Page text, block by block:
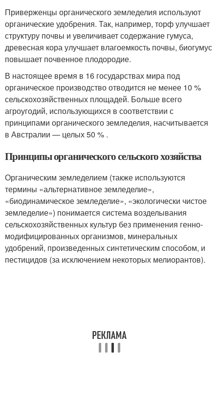
Приверженцы органического земледелия используют
органические удобрения. Так, например, торф улучшает
структуру почвы и увеличивает содержание гумуса,
древесная кора улучшает влагоемкость почвы, биогумус
повышает почвенное плодородие.
В настоящее время в 16 государствах мира под
органическое производство отводится не менее 10 %
сельскохозяйственных площадей. Больше всего
агроугодий, использующихся в соответствии с
принципами органического земледелия, насчитывается
в Австралии — целых 50 % .
Принципы органического сельского хозяйства
Органическим земледелием (также используются
термины «альтернативное земледелие»,
«биодинамическое земледелие», «экологически чистое
земледелие») понимается система возделывания
сельскохозяйственных культур без применения генно-
модифицированных организмов, минеральных
удобрений, произведенных синтетическим способом, и
пестицидов (за исключением некоторых мелиорантов).